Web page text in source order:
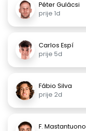
Péter Gulácsi
prije 1d
Carlos Espí
prije 5d
Fábio Silva
prije 2d
F. Mastantuono